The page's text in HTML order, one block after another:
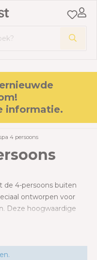
informatie.
4 persoons
de 4-persoons buiten
ontworpen voor
Deze hoogwaardige
te ontspanning
momenten en